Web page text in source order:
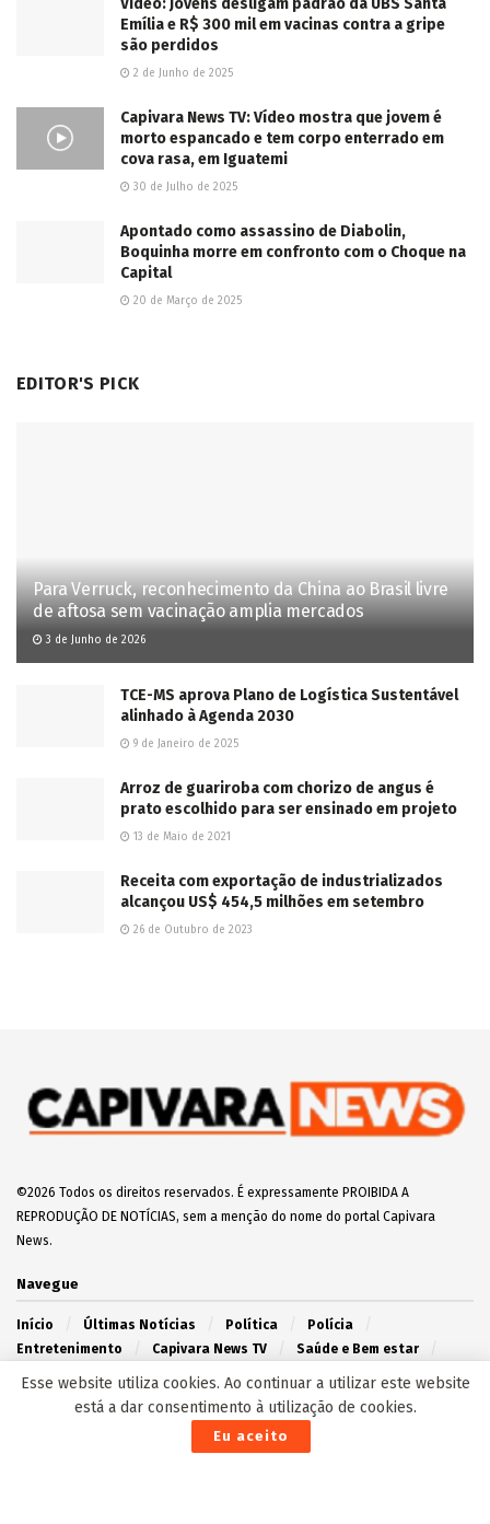
Emília e R$ 300 mil em vacinas contra a gripe
são perdidos
2 de Junho de 2025
Capivara News TV: Vídeo mostra que jovem é
morto espancado e tem corpo enterrado em
cova rasa, em Iguatemi
30 de Julho de 2025
Apontado como assassino de Diabolin,
Boquinha morre em confronto com o Choque na
Capital
20 de Março de 2025
EDITOR'S PICK
Para Verruck, reconhecimento da China ao Brasil livre
de aftosa sem vacinação amplia mercados
3 de Junho de 2026
TCE-MS aprova Plano de Logística Sustentável
alinhado à Agenda 2030
9 de Janeiro de 2025
Arroz de guariroba com chorizo de angus é
prato escolhido para ser ensinado em projeto
13 de Maio de 2021
Receita com exportação de industrializados
alcançou US$ 454,5 milhões em setembro
26 de Outubro de 2023
©2026 Todos os direitos reservados. É expressamente PROIBIDA A
REPRODUÇÃO DE NOTÍCIAS, sem a menção do nome do portal Capivara
News.
Navegue
Início Últimas Notícias Política
Polícia
Entretenimento
Capivara News TV
Saúde e Bem estar
Agronegócio
Campo Grande Interior
Esse website utiliza cookies. Ao continuar a utilizar este website
está a dar consentimento à utilização de cookies.
Eu aceito